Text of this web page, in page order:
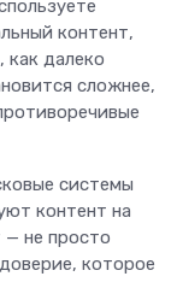
контент,
далеко
сложнее,
системы
контент на
не просто
которое